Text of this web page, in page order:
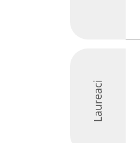
Laureaci